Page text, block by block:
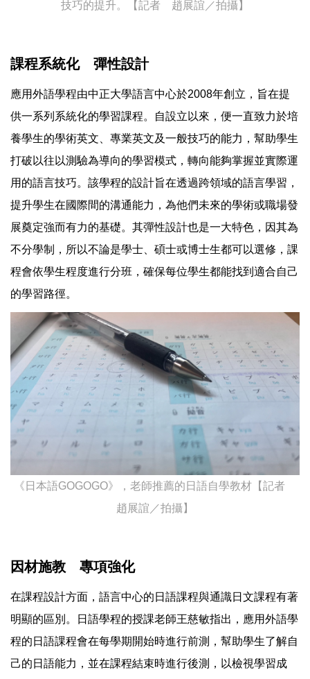
技巧的提升。【記者 趙展誼／拍攝】
課程系統化 彈性設計
應用外語學程由中正大學語言中心於2008年創立，旨在提
供一系列系統化的學習課程。自設立以來，便一直致力於培
養學生的學術英文、專業英文及一般技巧的能力，幫助學生
打破以往以測驗為導向的學習模式，轉向能夠掌握並實際運
用的語言技巧。該學程的設計旨在透過跨領域的語言學習，
提升學生在國際間的溝通能力，為他們未來的學術或職場發
展奠定強而有力的基礎。其彈性設計也是一大特色，因其為
不分學制，所以不論是學士、碩士或博士生都可以選修，課
程會依學生程度進行分班，確保每位學生都能找到適合自己
的學習路徑。
《日本語GOGOGO》，老師推薦的日語自學教材【記者
趙展誼／拍攝】
因材施教 專項強化
在課程設計方面，語言中心的日語課程與通識日文課程有著
明顯的區別。日語學程的授課老師王慈敏指出，應用外語學
程的日語課程會在每學期開始時進行前測，幫助學生了解自
己的日語能力，並在課程結束時進行後測，以檢視學習成